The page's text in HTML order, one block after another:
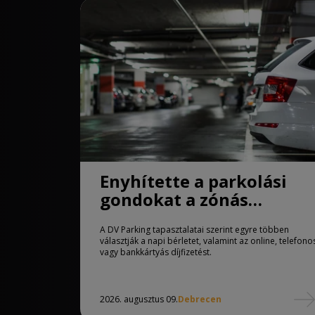
Enyhítette a parkolási
gondokat a zónás
rendszer Debrecenben
A DV Parking tapasztalatai szerint egyre többen
választják a napi bérletet, valamint az online,
vagy bankkártyás díjfizetést.
2026. augusztus 09.Debrecen